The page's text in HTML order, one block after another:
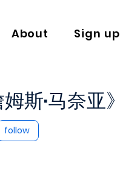
About Sign up
斯·马奈亚》
follow